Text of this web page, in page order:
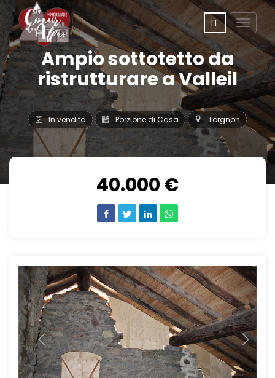
Toggle
IT
Ampio sottotetto da
ristrutturare a Valleil
In vendita Porzione di Casa Torgnon
40.000 €
Previous Next